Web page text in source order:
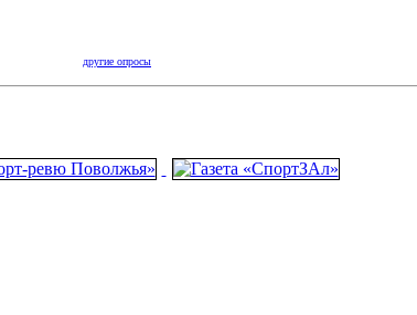
другие опросы